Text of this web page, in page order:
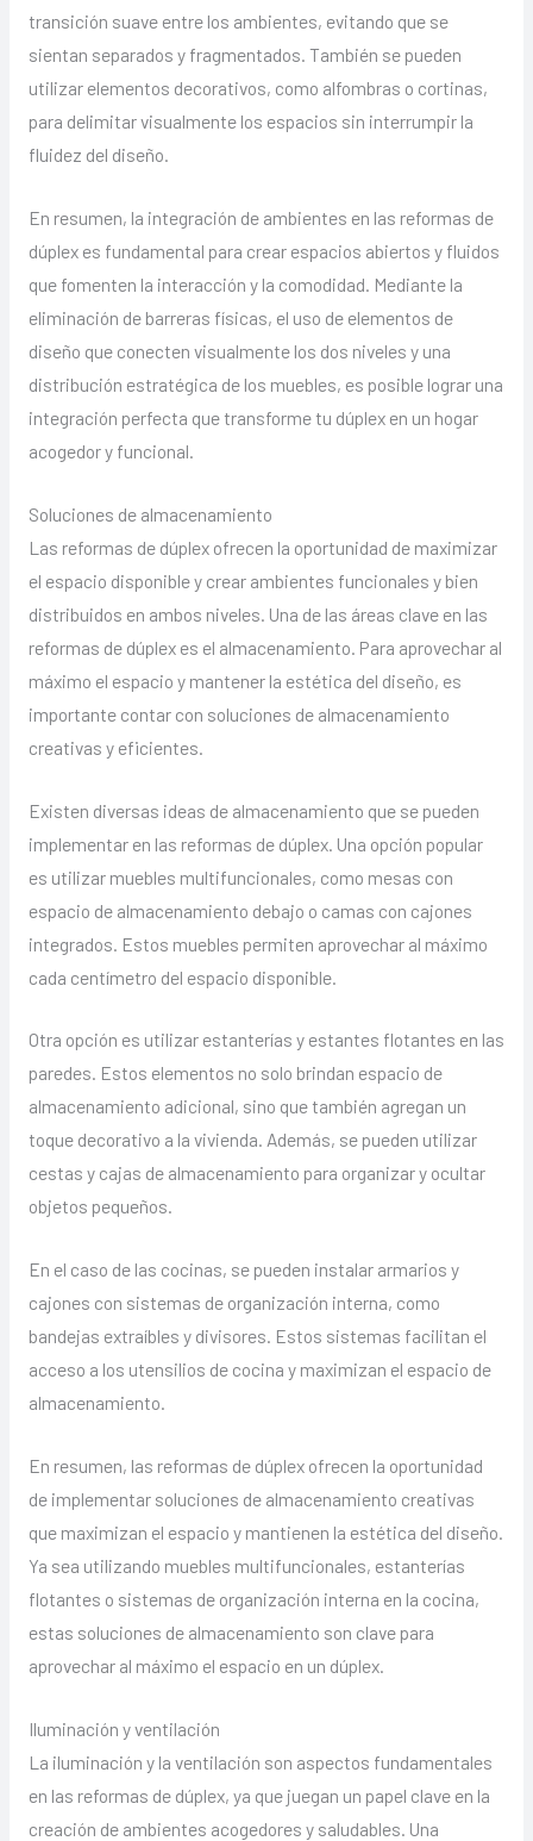
transición suave entre los ambientes, evitando que se
sientan separados y fragmentados. También se pueden
utilizar elementos decorativos, como alfombras o cortinas,
para delimitar visualmente los espacios sin interrumpir la
fluidez del diseño.
En resumen, la integración de ambientes en las reformas de
dúplex es fundamental para crear espacios abiertos y fluidos
que fomenten la interacción y la comodidad. Mediante la
eliminación de barreras físicas, el uso de elementos de
diseño que conecten visualmente los dos niveles y una
distribución estratégica de los muebles, es posible lograr una
integración perfecta que transforme tu dúplex en un hogar
acogedor y funcional.
Soluciones de almacenamiento
Las reformas de dúplex ofrecen la oportunidad de maximizar
el espacio disponible y crear ambientes funcionales y bien
distribuidos en ambos niveles. Una de las áreas clave en las
reformas de dúplex es el almacenamiento. Para aprovechar al
máximo el espacio y mantener la estética del diseño, es
importante contar con soluciones de almacenamiento
creativas y eficientes.
Existen diversas ideas de almacenamiento que se pueden
implementar en las reformas de dúplex. Una opción popular
es utilizar muebles multifuncionales, como mesas con
espacio de almacenamiento debajo o camas con cajones
integrados. Estos muebles permiten aprovechar al máximo
cada centímetro del espacio disponible.
Otra opción es utilizar estanterías y estantes flotantes en las
paredes. Estos elementos no solo brindan espacio de
almacenamiento adicional, sino que también agregan un
toque decorativo a la vivienda. Además, se pueden utilizar
cestas y cajas de almacenamiento para organizar y ocultar
objetos pequeños.
En el caso de las cocinas, se pueden instalar armarios y
cajones con sistemas de organización interna, como
bandejas extraíbles y divisores. Estos sistemas facilitan el
acceso a los utensilios de cocina y maximizan el espacio de
almacenamiento.
En resumen, las reformas de dúplex ofrecen la oportunidad
de implementar soluciones de almacenamiento creativas
que maximizan el espacio y mantienen la estética del diseño.
Ya sea utilizando muebles multifuncionales, estanterías
flotantes o sistemas de organización interna en la cocina,
estas soluciones de almacenamiento son clave para
aprovechar al máximo el espacio en un dúplex.
Iluminación y ventilación
La iluminación y la ventilación son aspectos fundamentales
en las reformas de dúplex, ya que juegan un papel clave en la
creación de ambientes acogedores y saludables. Una